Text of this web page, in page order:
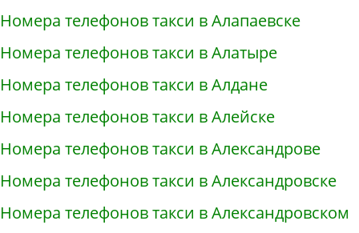
Номера телефонов такси в Алапаевске
Номера телефонов такси в Алатыре
Номера телефонов такси в Алдане
Номера телефонов такси в Алейске
Номера телефонов такси в Александрове
Номера телефонов такси в Александровске
Номера телефонов такси в Александровском